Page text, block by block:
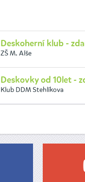
Deskoherní klub -
ZŠ M. Alše
Deskovky od 10let -
Klub DDM Stehlíkova